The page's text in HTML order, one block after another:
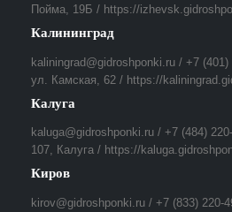
Пойма, 19Б / https://
Калининград
kaliningrad@gidroshponki.ru / +7
ул. Камская, 62 / https://
Калуга
kaluga@gidroshponki.ru / +7 (484)
107, Калуга / https://
Киров
kirov@gidroshponki.ru / +7 (833) 220-